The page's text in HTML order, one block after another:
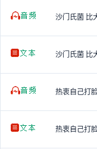
沙门氏菌 比
沙门氏菌 比
热衷自己打
热衷自己打